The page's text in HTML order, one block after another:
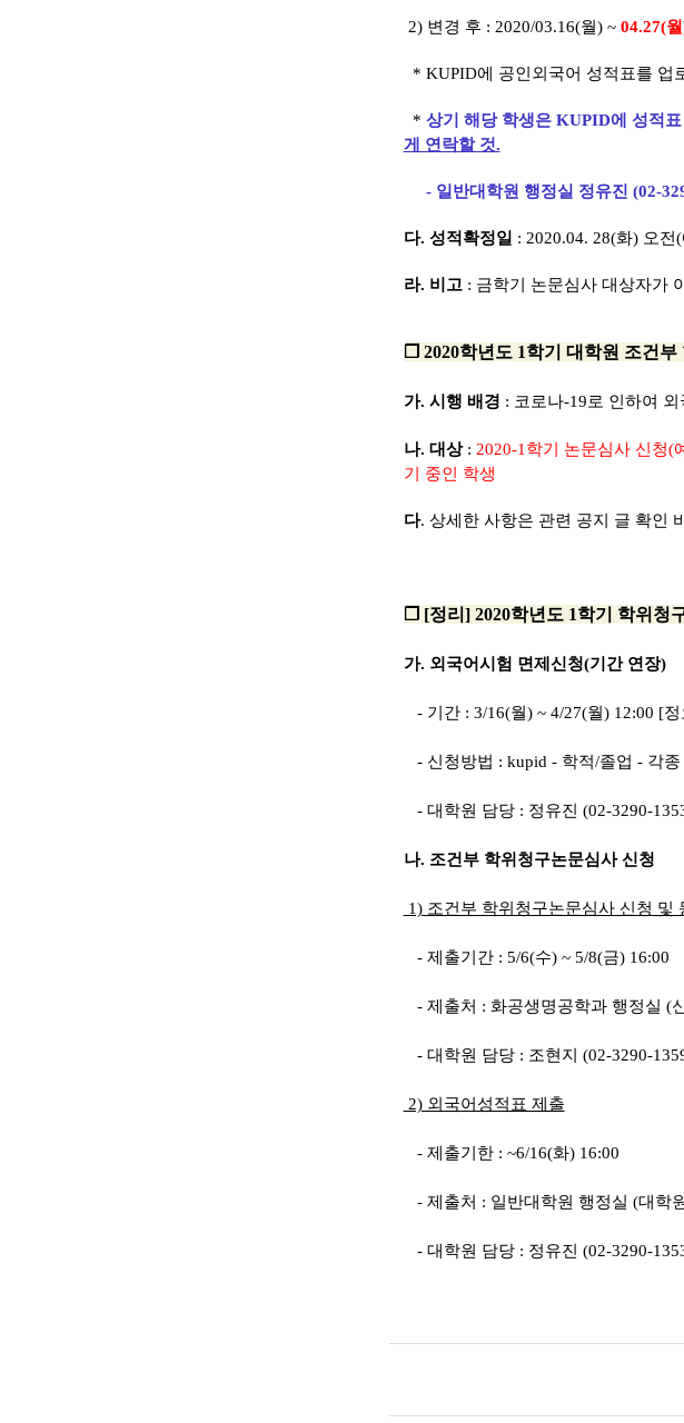
2) 변경 후 : 2020/03.16(월) ~ 04.27(
* KUPID에 공인외국어 성적표를 업
* 상기 해당 학생은 KUPID에 성적
게 연락할 것.
- 일반대학원 행정실 정유진 (02-
다. 성적확정일 : 2020.04. 28(화) 오전
라. 비고 : 금학기 논문심사 대상자가
❐ 2020학년도 1학기 대학원 조건
가. 시행 배경 : 코로나-19로 인하여
나. 대상: 2020-1학기 논문심사 신청(
기 중인 학생
다. 상세한 사항은 관련 공지 글 확인
❐ [정리] 2020학년도 1학기 학위청
가. 외국어시험 면제신청(기간 연장)
​- 기간 : 3/16(월) ~ 4/27(월) 12:00 [정
- 신청방법 : kupid - 학적/졸업 - 각
- 대학원 담당 : 정유진 (02-3290-
나. 조건부 학위청구논문심사 신청
1) 조건부 학위청구논문심사 신청 및
- 제출기간 : 5/6(수) ~ 5/8(금) 16:00
- 제출처 : 화공생명공학과 행정실 (
- 대학원 담당 : 조현지 (02-3290-
2) 외국어성적표 제출
- 제출기한 : ~6/16(화) 16:00
- 제출처 : 일반대학원 행정실 (대학
- 대학원 담당 : 정유진 (02-3290-